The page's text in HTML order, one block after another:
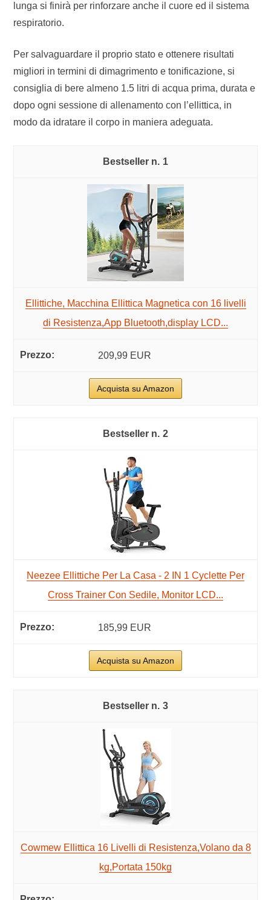
lunga si finirà per rinforzare anche il cuore ed il sistema
respiratorio.
Per salvaguardare il proprio stato e ottenere risultati
migliori in termini di dimagrimento e tonificazione, si
consiglia di bere almeno 1.5 litri di acqua prima, durata e
dopo ogni sessione di allenamento con l’ellittica, in
modo da idratare il corpo in maniera adeguata.
1
Ellittiche, Macchina Ellittica Magnetica con 16 livelli
di Resistenza,App Bluetooth,display LCD...
209,99 EUR
Acquista su Amazon
2
Neezee Ellittiche Per La Casa - 2 IN 1 Cyclette Per
Cross Trainer Con Sedile, Monitor LCD...
185,99 EUR
Acquista su Amazon
3
Cowmew Ellittica 16 Livelli di Resistenza,Volano da 8
kg,Portata 150kg